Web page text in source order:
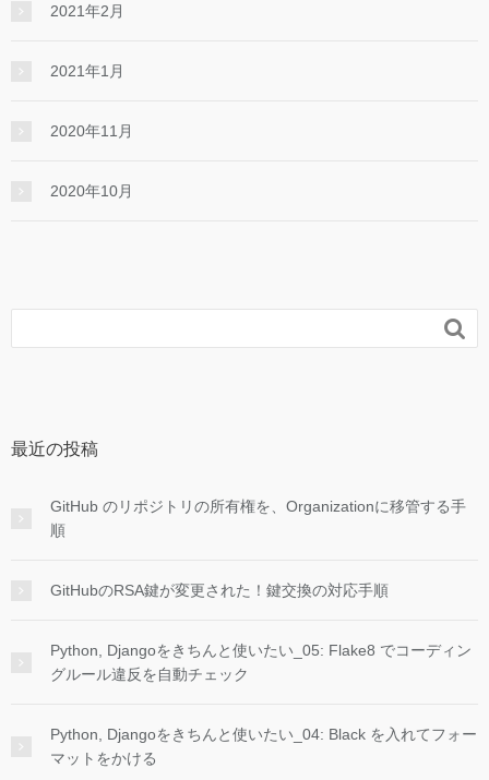
2021年2月
2021年1月
2020年11月
2020年10月

最近の投稿
GitHub のリポジトリの所有権を、Organizationに移管する手
順
GitHubのRSA鍵が変更された！鍵交換の対応手順
Python, Djangoをきちんと使いたい_05: Flake8 でコーディン
グルール違反を自動チェック
Python, Djangoをきちんと使いたい_04: Black を入れてフォー
マットをかける